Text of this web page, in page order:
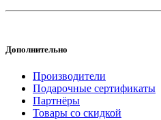
Дополнительно
Производители
Подарочные сертификаты
Партнёры
Товары со скидкой